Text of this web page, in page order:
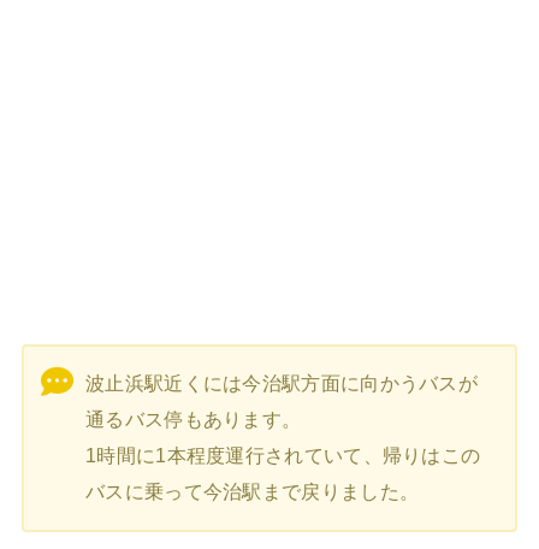
波止浜駅近くには今治駅方面に向かうバスが
通るバス停もあります。
1時間に1本程度運行されていて、帰りはこの
バスに乗って今治駅まで戻りました。